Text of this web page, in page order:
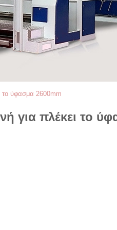
το ύφασμα 2600mm
για πλέκει το